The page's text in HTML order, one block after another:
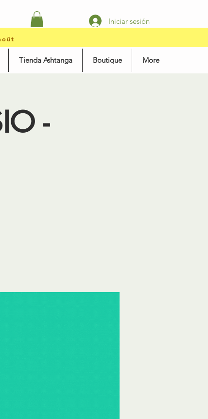
Iniciar sesión
Tienda Ashtanga Boutique More
-